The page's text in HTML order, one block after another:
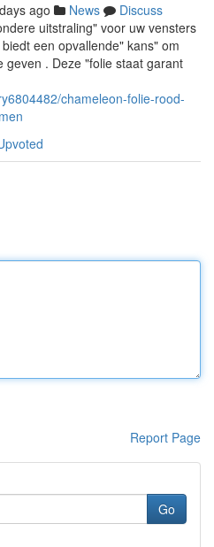
ago News
Discuss
uitstraling" voor uw vensters
een opvallende" kans" om
geven . Deze "folie staat garant
chameleon-folie-rood-
Report Page
Go